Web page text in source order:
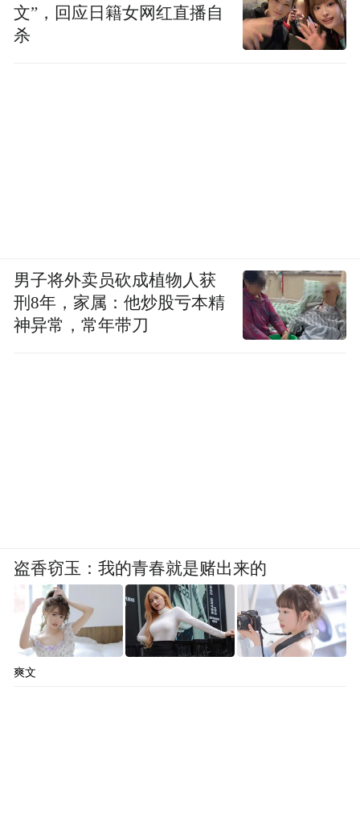
文”，回应日籍女网红直播自
杀
男子将外卖员砍成植物人获
刑8年，家属：他炒股亏本精
神异常，常年带刀
盗香窃玉：我的青春就是赌出来的
爽文